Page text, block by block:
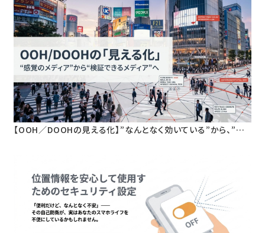
【OOH／DOOHの見える化】”なんとなく効いている”から、”根